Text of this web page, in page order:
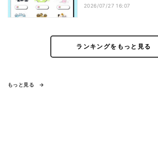
2026/07/27 16:07
ランキングをもっと見る
もっと見る